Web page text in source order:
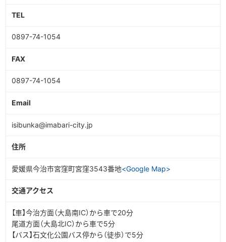
TEL
0897-74-1054
FAX
0897-74-1054
Email
isibunka@imabari-city.jp
住所
愛媛県今治市宮窪町宮窪3543番地<Google Map>
交通アクセス
【車】今治方面（大島南IC）から車で20分
尾道方面（大島北IC）から車で5分
【バス】石文化公園バス停から（徒歩）で5分